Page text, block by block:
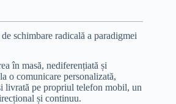
schimbare radicală a paradigmei
în masă, nediferențiată și
o comunicare personalizată,
livrată pe propriul telefon mobil, un
și continuu.